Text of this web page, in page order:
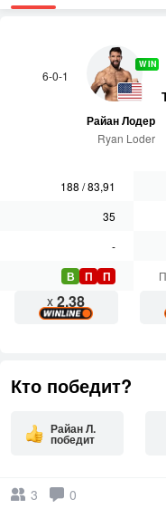
6-0-1
WIN
Райан Лодер
Ryan Loder
188 /83,91
35
-
В П П
x 2.38
Кто победит?
Райан Л.
победит
3 0